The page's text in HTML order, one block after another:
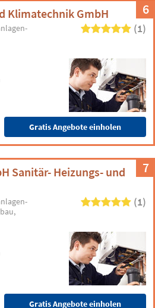
6
Klimatechnik GmbH
(1)
Gratis Angebote einholen
7
Sanitär- Heizungs- und
(1)
Gratis Angebote einholen